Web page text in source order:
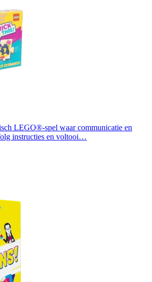
LEGO®-spel waar communicatie en
instructies en voltooi…